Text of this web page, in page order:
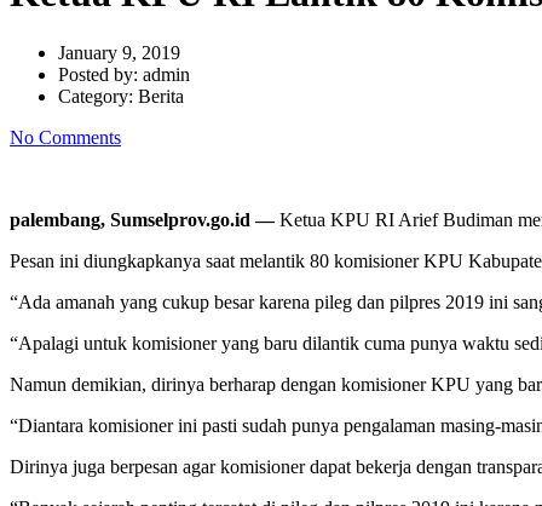
January 9, 2019
Posted by: admin
Category: Berita
No Comments
palembang, Sumselprov.go.id —Ketua KPU RI Arief Budiman
Pesan ini diungkapkanya saat melantik 80 komisioner KPU
“Ada amanah yang cukup besar karena pileg dan pilpres 2019 ini
“Apalagi untuk komisioner yang baru dilantik cuma punya waktu
Namun demikian, dirinya berharap dengan komisioner KPU yang
“Diantara komisioner ini pasti sudah punya pengalaman masing-
Dirinya juga berpesan agar komisioner dapat bekerja dengan